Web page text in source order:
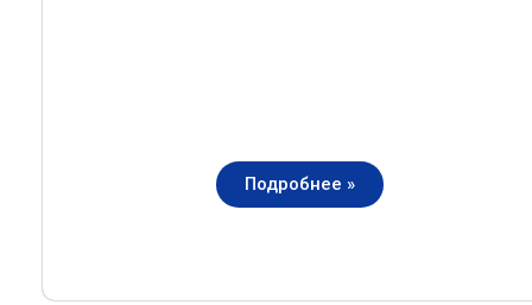
Подробнее »